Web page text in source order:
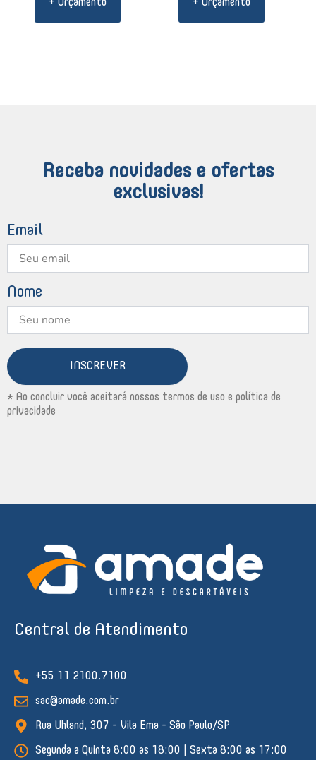
+ Orçamento + Orçamento
Receba novidades e ofertas
exclusivas!
Email
Nome
INSCREVER
* Ao concluir você aceitará nossos termos de uso e política de
privacidade
Central de Atendimento
+55 11 2100.7100
sac@amade.com.br
Rua Uhland, 307 - Vila Ema - São Paulo/SP
Segunda a Quinta 8:00 as 18:00 | Sexta 8:00 as 17:00